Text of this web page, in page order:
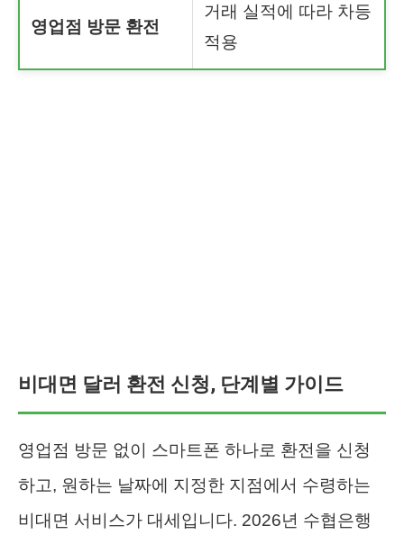
영업점 방문 환전
거래 실적에 따라 차등
적용
비대면 달러 환전 신청, 단계별 가이드
영업점 방문 없이 스마트폰 하나로 환전을 신청
하고, 원하는 날짜에 지정한 지점에서 수령하는
비대면 서비스가 대세입니다. 2026년 수협은행